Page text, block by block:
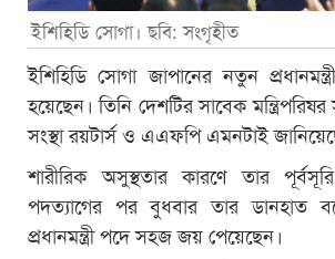
ইশিহিডি সোগা। ছবি: সংগৃহীত
ইশিহিডি সোগা জাপানের নতুন
হয়েছেন। তিনি দেশটির সাবেক মন্ত্রিপরিষর
সংস্থা রয়টার্স ও এএফপি এমনটাই
শারীরিক অসুস্থতার কারণে তার
পদত্যাগের পর বুধবার তার ডানহাত
প্রধানমন্ত্রী পদে সহজ জয় পেয়েছেন।